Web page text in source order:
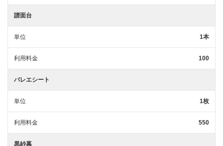
譜面台
単位 1本
利用料金 100
バレエシート
単位 1枚
利用料金 550
黒紗幕